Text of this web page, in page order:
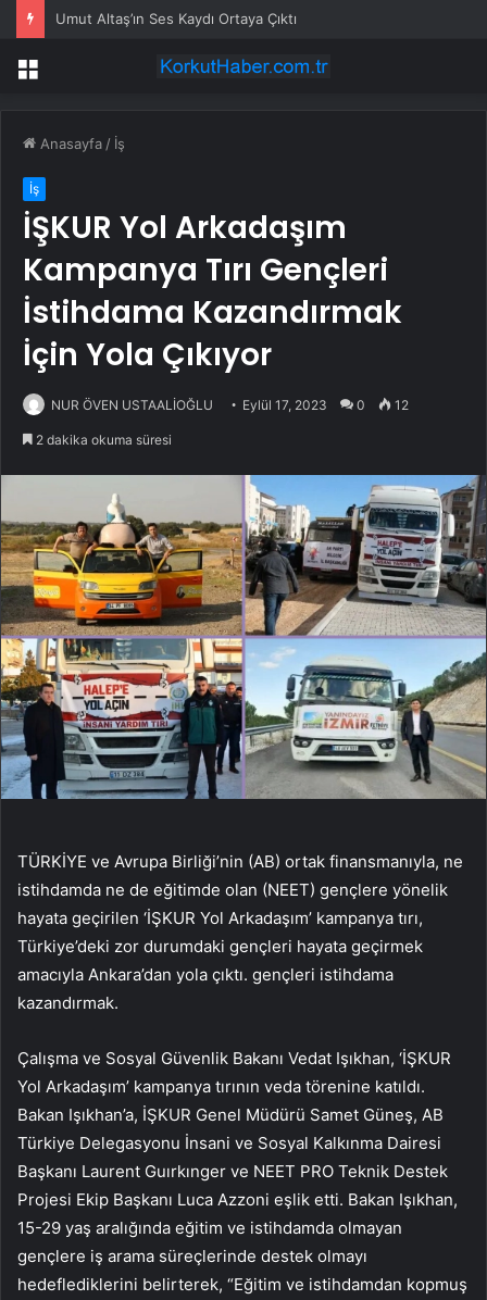
Umut Altaş’ın Ses Kaydı Ortaya Çıktı
Menü
Anasayfa / İş
İş
İŞKUR Yol Arkadaşım
Kampanya Tırı Gençleri
İstihdama Kazandırmak
İçin Yola Çıkıyor
NUR ÖVEN USTAALİOĞLU Eylül 17, 2023 0 12
2 dakika okuma süresi
TÜRKİYE ve Avrupa Birliği’nin (AB) ortak finansmanıyla, ne
istihdamda ne de eğitimde olan (NEET) gençlere yönelik
hayata geçirilen ‘İŞKUR Yol Arkadaşım’ kampanya tırı,
Türkiye’deki zor durumdaki gençleri hayata geçirmek
amacıyla Ankara’dan yola çıktı. gençleri istihdama
kazandırmak.
Çalışma ve Sosyal Güvenlik Bakanı Vedat Işıkhan, ‘İŞKUR
Yol Arkadaşım’ kampanya tırının veda törenine katıldı.
Bakan Işıkhan’a, İŞKUR Genel Müdürü Samet Güneş, AB
Türkiye Delegasyonu İnsani ve Sosyal Kalkınma Dairesi
Başkanı Laurent Guırkınger ve NEET PRO Teknik Destek
Projesi Ekip Başkanı Luca Azzoni eşlik etti. Bakan Işıkhan,
15-29 yaş aralığında eğitim ve istihdamda olmayan
gençlere iş arama süreçlerinde destek olmayı
hedeflediklerini belirterek, “Eğitim ve istihdamdan kopmuş